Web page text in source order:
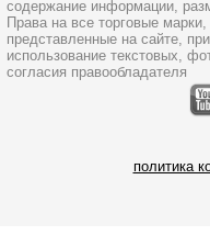
содержание информации,
Права на все торговые
представленные на сайте,
использование текстовых,
согласия правообладателя
политика